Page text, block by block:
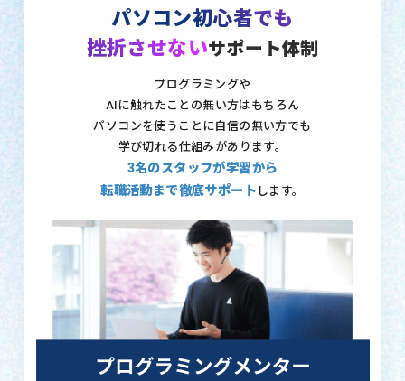
パソコン初心者でも
挫折させないサポート体制
プログラミングや
AIに触れたことの無い方はもちろん
パソコンを使うことに自信の無い方でも
学び切れる仕組みがあります。
3名のスタッフが学習から
転職活動まで徹底サポート します。